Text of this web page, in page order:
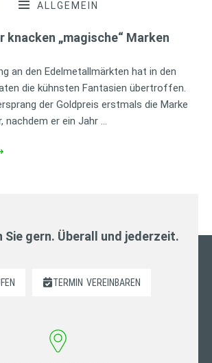
ALLGEMEIN
knacken „magische“ Marken
an den Edelmetallmärkten hat in den
die kühnsten Fantasien übertroffen.
der Goldpreis erstmals die Marke
nachdem er ein Jahr …
Sie gern. Überall und jederzeit.
TERMIN VEREINBAREN